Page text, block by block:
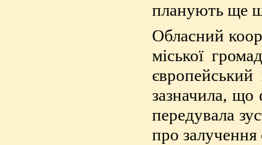
планують ще
Обласний
міської
зазначила, що
передувала
про залучення